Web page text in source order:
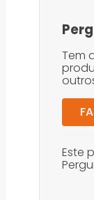
Tem
Este